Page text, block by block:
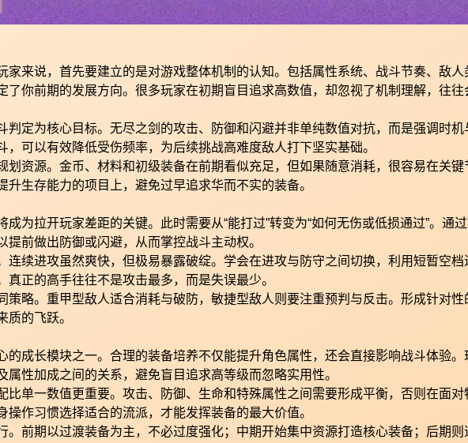
家来说，首先要建立的是对游戏整体机制的认知。包括属性系统、战斗节奏、敌人
了你前期的发展方向。很多玩家在初期盲目追求高数值，却忽视了机制理解，往往
判定为核心目标。无尽之剑的攻击、防御和闪避并非单纯数值对抗，而是强调时机
，可以有效降低受伤频率，为后续挑战高难度敌人打下坚实基础。
划资源。金币、材料和初级装备在前期看似充足，但如果随意消耗，很容易在关键
升生存能力的项目上，避免过早追求华而不实的装备。
为拉开玩家差距的关键。此时需要从“能打过”转变为“如何无伤或低损通过”。通
提前做出防御或闪避，从而掌控战斗主动权。
连续进攻虽然爽快，但极易暴露破绽。学会在进攻与防守之间切换，利用短暂空档
真正的高手往往不是攻击最多，而是失误最少。
策略。重甲型敌人适合消耗与破防，敏捷型敌人则要注重预判与反击。形成针对性
质的飞跃。
的成长模块之一。合理的装备培养不仅能提升角色属性，还会直接影响战斗体验。
属性加成之间的关系，避免盲目追求高等级而忽略实用性。
比单一数值更重要。攻击、防御、生命和特殊属性之间需要形成平衡，否则在面对
操作习惯选择适合的流派，才能发挥装备的最大价值。
。前期以过渡装备为主，不必过度强化；中期开始集中资源打造核心装备；后期则